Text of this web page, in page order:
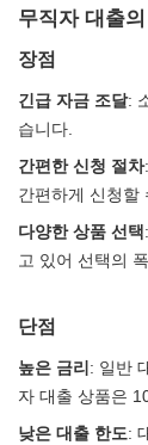
무직자 대출
장점
긴급 자금 조달:
습니다.
간편한 신청 절차
간편하게 신청할
다양한 상품 선택
고 있어 선택의
단점
높은 금리 : 일반
자 대출 상품은
낮은 대출 한도: